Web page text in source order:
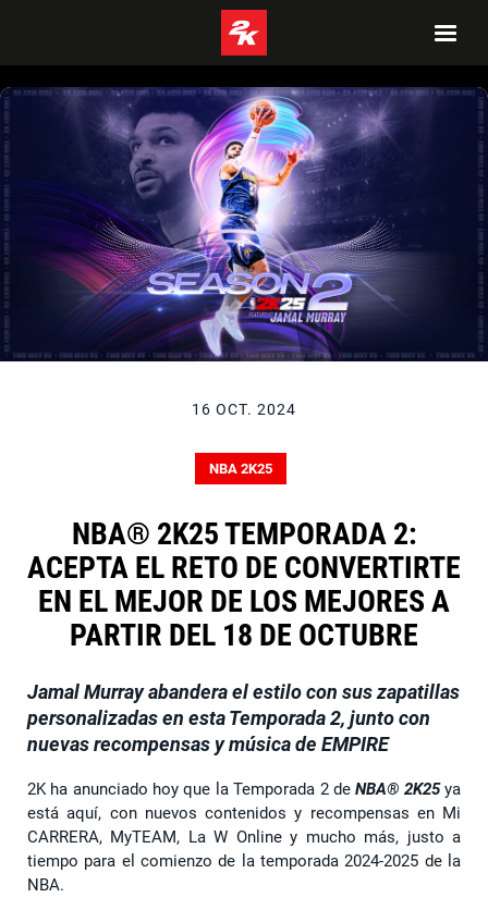
16 OCT. 2024
NBA 2K25
NBA® 2K25 TEMPORADA 2:
ACEPTA EL RETO DE CONVERTIRTE
EN EL MEJOR DE LOS MEJORES A
PARTIR DEL 18 DE OCTUBRE
Jamal Murray abandera el estilo con sus zapatillas
personalizadas en esta Temporada 2, junto con
nuevas recompensas y música de EMPIRE
2K ha anunciado hoy que la Temporada 2 deNBA® 2K25ya
está aquí, con nuevos contenidos y recompensas en Mi
CARRERA, MyTEAM, La W Online y mucho más, justo a
tiempo para el comienzo de la temporada 2024-2025 de la
NBA.